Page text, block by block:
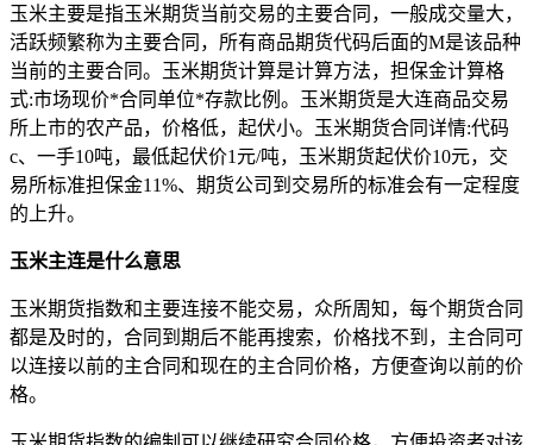
玉米主要是指玉米期货当前交易的主要合同，一般成交量大，
活跃频繁称为主要合同，所有商品期货代码后面的M是该品种
当前的主要合同。玉米期货计算是计算方法，担保金计算格
式:市场现价*合同单位*存款比例。玉米期货是大连商品交易
所上市的农产品，价格低，起伏小。玉米期货合同详情:代码
c、一手10吨，最低起伏价1元/吨，玉米期货起伏价10元，交
易所标准担保金11%、期货公司到交易所的标准会有一定程度
的上升。
玉米主连是什么意思
玉米期货指数和主要连接不能交易，众所周知，每个期货合同
都是及时的，合同到期后不能再搜索，价格找不到，主合同可
以连接以前的主合同和现在的主合同价格，方便查询以前的价
格。